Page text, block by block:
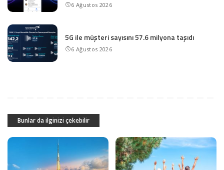
6 Ağustos 2026
5G ile müşteri sayısını 57.6 milyona taşıdı
6 Ağustos 2026
Bunlar da ilginizi çekebilir